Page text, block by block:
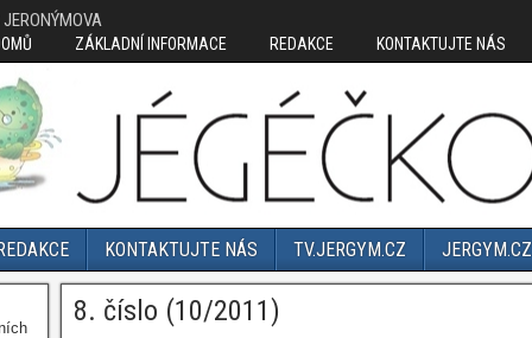
ZÁKLADNÍ INFORMACE REDAKCE KONTAKTUJTE NÁS
KONTAKTUJTE NÁS TV.JERGYM.CZ JERGYM.CZ
8. číslo (10/2011)